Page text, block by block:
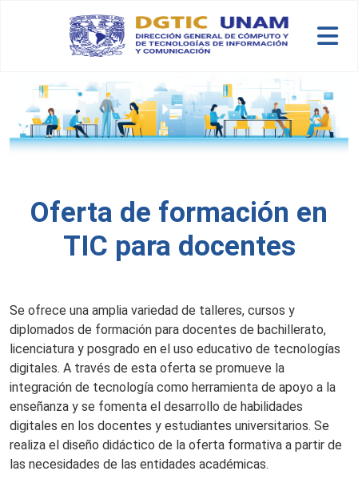
Oferta de formación en
TIC para docentes
Se ofrece una amplia variedad de talleres, cursos y
diplomados de formación para docentes de bachillerato,
licenciatura y posgrado en el uso educativo de tecnologías
digitales. A través de esta oferta se promueve la
integración de tecnología como herramienta de apoyo a la
enseñanza y se fomenta el desarrollo de habilidades
digitales en los docentes y estudiantes universitarios. Se
realiza el diseño didáctico de la oferta formativa a partir de
las necesidades de las entidades académicas.